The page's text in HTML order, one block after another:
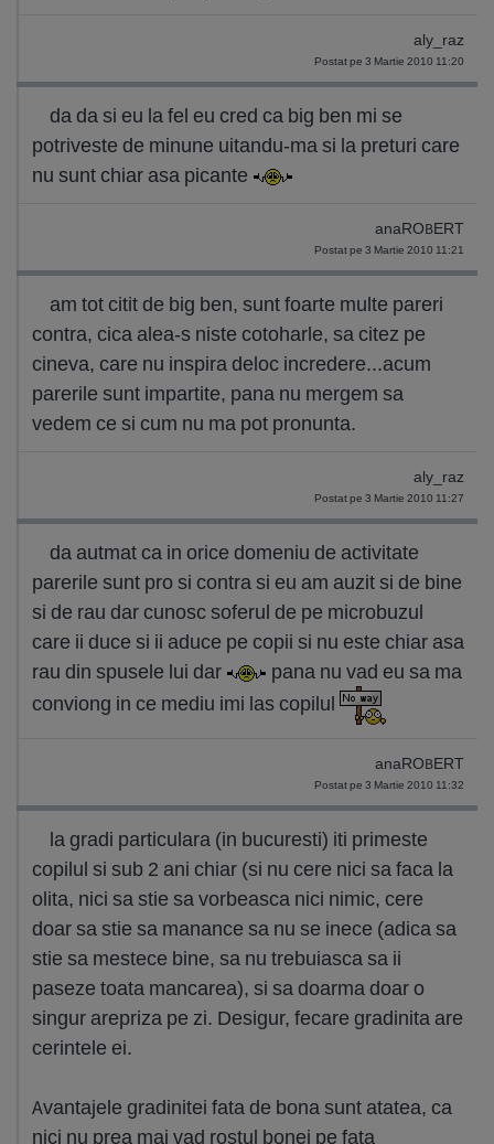
aly_raz
Postat pe 3 Martie 2010 11:20
da da si eu la fel eu cred ca big ben mi se
potriveste de minune uitandu-ma si la preturi care
nu sunt chiar asa picante
anaROBERT
Postat pe 3 Martie 2010 11:21
am tot citit de big ben, sunt foarte multe pareri
contra, cica alea-s niste cotoharle, sa citez pe
cineva, care nu inspira deloc incredere...acum
parerile sunt impartite, pana nu mergem sa
vedem ce si cum nu ma pot pronunta.
aly_raz
Postat pe 3 Martie 2010 11:27
da autmat ca in orice domeniu de activitate
parerile sunt pro si contra si eu am auzit si de bine
si de rau dar cunosc soferul de pe microbuzul
care ii duce si ii aduce pe copii si nu este chiar asa
rau din spusele lui dar
pana nu vad eu sa ma
conviong in ce mediu imi las copilul
anaROBERT
Postat pe 3 Martie 2010 11:32
la gradi particulara (in bucuresti) iti primeste
copilul si sub 2 ani chiar (si nu cere nici sa faca la
olita, nici sa stie sa vorbeasca nici nimic, cere
doar sa stie sa manance sa nu se inece (adica sa
stie sa mestece bine, sa nu trebuiasca sa ii
paseze toata mancarea), si sa doarma doar o
singur arepriza pe zi. Desigur, fecare gradinita are
cerintele ei.
Avantajele gradinitei fata de bona sunt atatea, ca
nici nu prea mai vad rostul bonei pe fata